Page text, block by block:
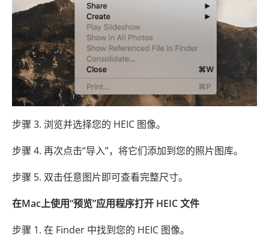
步骤 3. 浏览并选择您的 HEIC 图像。
步骤 4. 再次点击“导入”，将它们添加到您的照片图库。
步骤 5. 双击任意图片即可查看完整尺寸。
在Mac上使用“预览”应用程序打开 HEIC 文件
步骤 1. 在 Finder 中找到您的 HEIC 图像。